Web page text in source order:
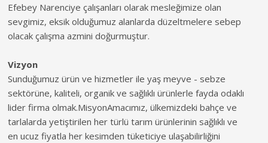
Efebey Narenciye çalışanları olarak mesleğimize olan
sevgimiz, eksik olduğumuz alanlarda düzeltmelere sebep
olacak çalışma azmini doğurmuştur.
Vizyon
Sunduğumuz ürün ve hizmetler ile yaş meyve - sebze
sektörüne, kaliteli, organik ve sağlıklı ürünlerle fayda odaklı
lider firma olmak.MisyonAmacımız, ülkemizdeki bahçe ve
tarlalarda yetiştirilen her türlü tarım ürünlerinin sağlıklı ve
en ucuz fiyatla her kesimden tüketiciye ulaşabilirliğini